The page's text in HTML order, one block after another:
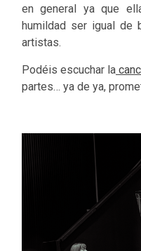
en general ya que
humildad ser igual de
artistas.
Podéis escuchar la
partes… ya de ya,